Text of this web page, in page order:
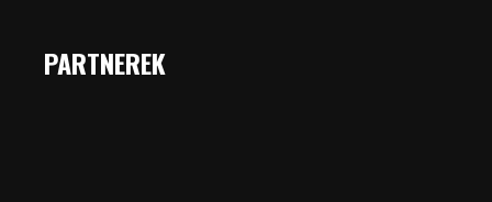
PARTNEREK